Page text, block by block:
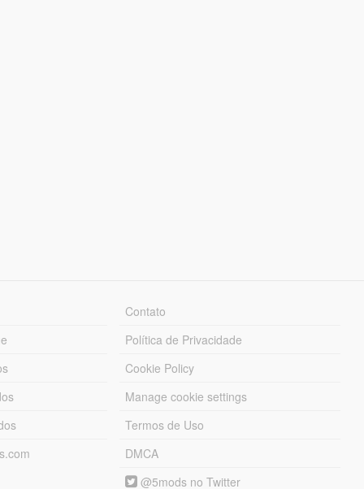
Contato
Política de Privacidade
Cookie Policy
Manage cookie settings
Termos de Uso
DMCA
@5mods no Twitter